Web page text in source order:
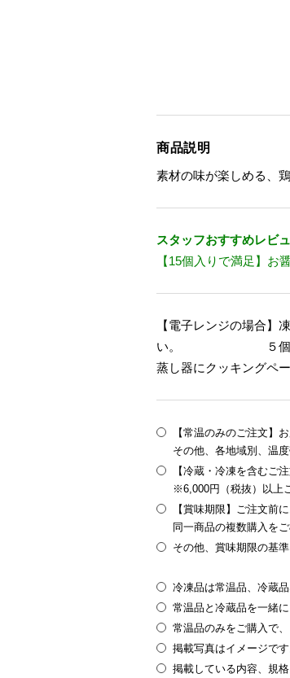
商品説明
素材の味が楽しめる、
スタッフおすすめレビ
【15個入りで満足】お
【電子レンジの場合】
い。 ５個 １０個
蒸し器にクッキングペ
【常温のみのご注文】
その他、各地域別、温
【冷蔵・冷凍を含むご
※6,000円（税抜）以上
【賞味期限】ご注文前
同一商品の複数購入を
その他、賞味期限の基
冷凍品は常温品、冷蔵
常温品と冷蔵品を一緒
常温品のみをご購入で
掲載写真はイメージです
掲載している内容、規